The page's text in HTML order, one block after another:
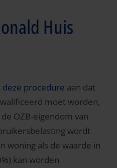
Huis
deze procedure aan dat
moet worden,
OZB-eigendom van
wordt
woning als de waarde in
kan worden